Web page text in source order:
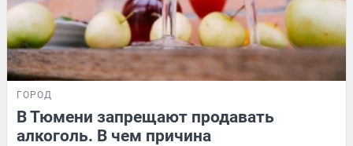
ГОРОД
В Тюмени запрещают продавать
алкоголь. В чем причина